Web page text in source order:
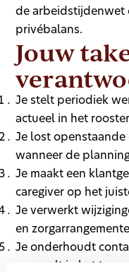
de arbeidstijdenwet
privébalans.
Jouw
Je stelt periodiek
actueel in het
Je lost
wanneer de
Je maakt een
caregiver op het
Je verwerkt
en
Je onderhoudt
er speelt in het team.